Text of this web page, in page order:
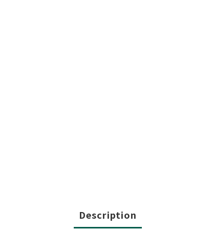
Description